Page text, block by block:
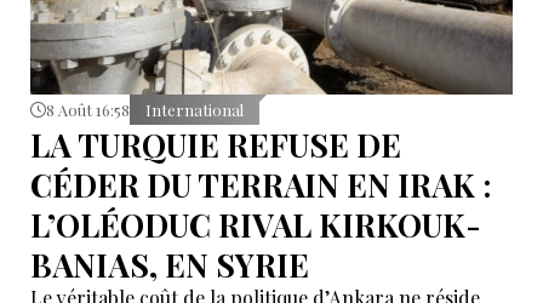
8 Août 16:58 International
LA TURQUIE REFUSE DE
CÉDER DU TERRAIN EN IRAK :
L’OLÉODUC RIVAL KIRKOUK-
BANIAS, EN SYRIE
Le véritable coût de la politique d’Ankara ne réside